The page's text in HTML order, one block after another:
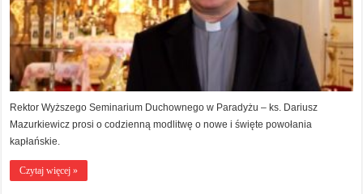
Rektor Wyższego Seminarium Duchownego w Paradyżu – ks. Dariusz
Mazurkiewicz prosi o codzienną modlitwę o nowe i święte powołania
kapłańskie.
Czytaj więcej »